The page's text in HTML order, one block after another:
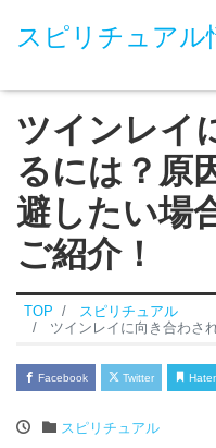
スピリチュアル
ツインレイ
るには？原
避したい場
ご紹介！
TOP
スピリチュアル
ツインレイに向き合わされるには？
Facebook Twitter
スピリチュアル